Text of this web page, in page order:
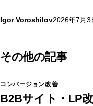
Supasaitoがまとめます。
Igor Voroshilov2026年7月3
その他の記事
コンバージョン改善
B2Bサイト・LP